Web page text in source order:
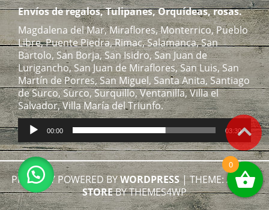
Envíos de regalos, Tulipanes, Orquídeas, rosas.
Magdalena del Mar, Miraflores, Monterrico, Pueblo
Libre, Puente Piedra, Rimac, Salamanca, San
Bartolo, San Borja, San Isidro, San Juan de
Lurigancho, San Juan de Miraflores, San Luis, San
Martín de Porres, San Miguel, Santa Anita, Santiago
de Surco, Surco, Surquillo, Ventanilla, Villa el
Salvador, Villa María del Triunfo.
Reproductor
de
audio
00:00 03:30
PROUDLY POWERED BYWORDPRESS|THEME: ALPHA
STOREBY THEMES4WP
0